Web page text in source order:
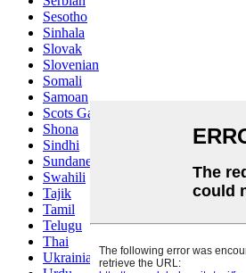
Sesotho
Sinhala
Slovak
Slovenian
Somali
Samoan
Scots Gaelic
Shona
Sindhi
Sundanese
Swahili
Tajik
Tamil
Telugu
Thai
Ukrainian